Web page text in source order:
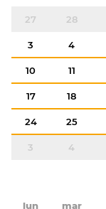
27 28
3 4
10 11
17 18
24 25
3 4
lun mar